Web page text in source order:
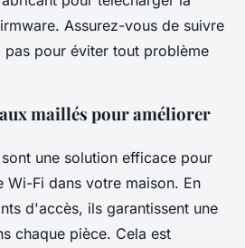
Assurez-vous de suivre
pas pour éviter tout problème
maillés pour améliorer
sont une solution efficace pour
Wi-Fi dans votre maison. En
d'accès, ils garantissent une
chaque pièce. Cela est